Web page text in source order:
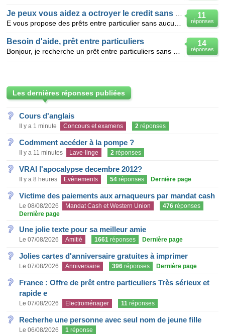
11
réponses
14
réponses
Besoin d'aide, prêt entre particuliers
Les dernières réponses publiées
Cours d'anglais
Il y a 1 minute Concours et examens 2 réponses
Codmment accéder à la pompe ?
Il y a 11 minutes Lave-linge 2 réponses
VRAI l'apocalypse decembre 2012?
Il y a 8 heures Evènements 54 réponses Dernière page
Victime des paiements aux arnaqueurs par mandat cash
Le 08/08/2026 Mandat Cash et Western Union 476 réponses
Dernière page
Une jolie texte pour sa meilleur amie
Le 07/08/2026 Amitié 1661 réponses Dernière page
Jolies cartes d'anniversaire gratuites à imprimer
Le 07/08/2026 Anniversaire 396 réponses Dernière page
France : Offre de prêt entre particuliers Très sérieux et
rapide e
Le 07/08/2026 Electroménager 11 réponses
Recherhe une personne avec seul nom de jeune fille
Le 06/08/2026 1 réponse